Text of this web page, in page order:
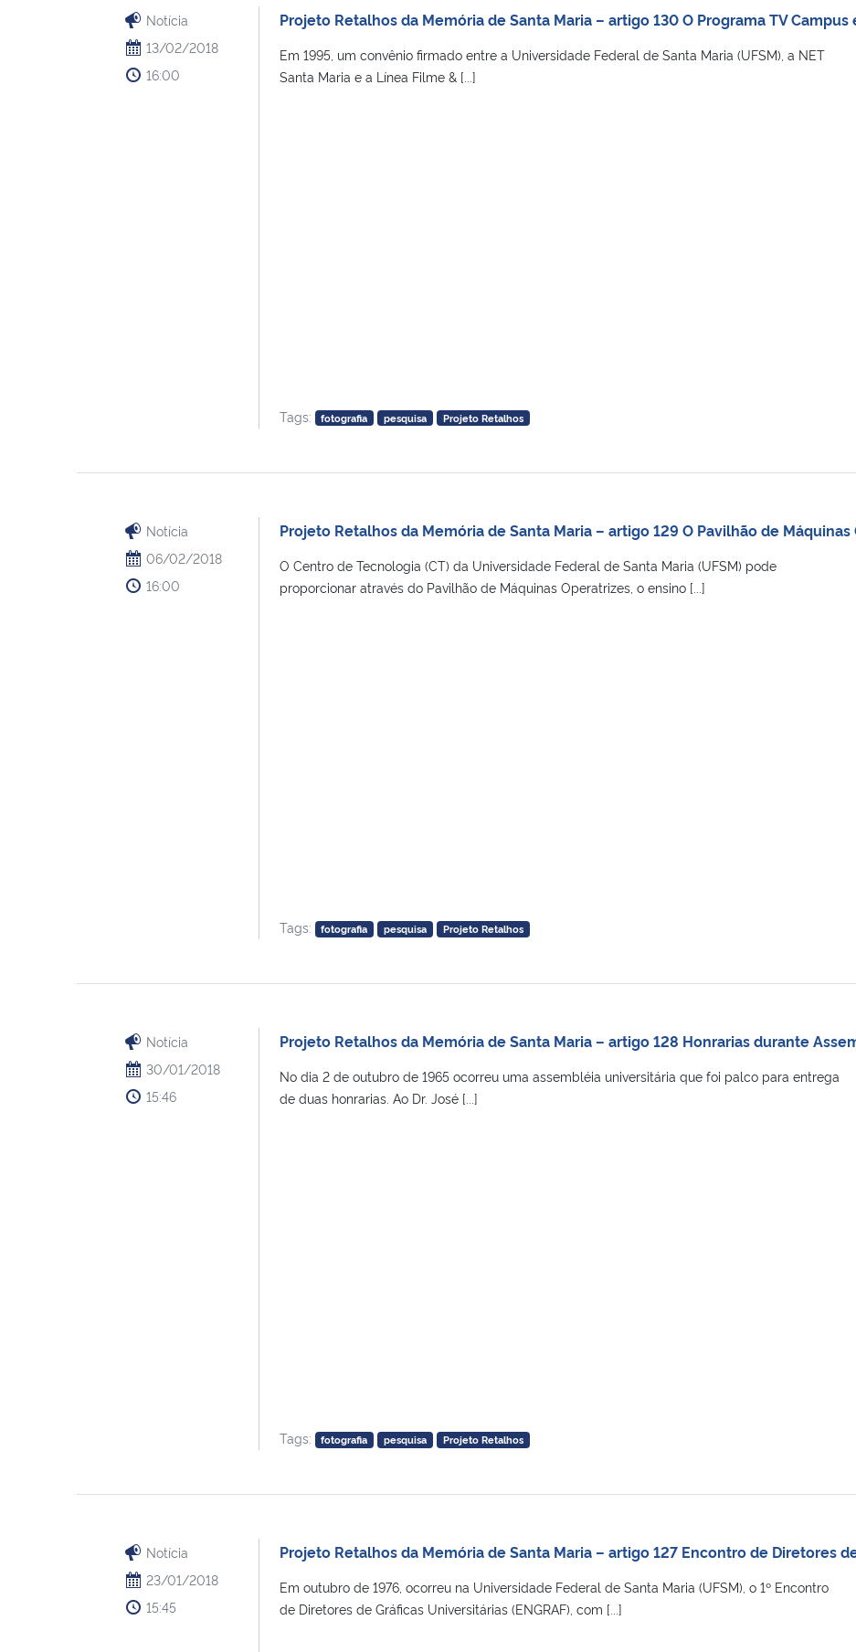
Notícia
13/02/2018
16:00
Projeto Retalhos da Memória de Santa Maria – artigo 130 O Programa TV Campus
Em 1995, um convênio firmado entre a Universidade Federal de Santa Maria (UFSM), a NET
Santa Maria e a Línea Filme & [...]
Tags: fotografia pesquisa Projeto Retalhos
Notícia
06/02/2018
16:00
Projeto Retalhos da Memória de Santa Maria – artigo 129 O Pavilhão de Máquinas
O Centro de Tecnologia (CT) da Universidade Federal de Santa Maria (UFSM) pode
proporcionar através do Pavilhão de Máquinas Operatrizes, o ensino [...]
Tags: fotografia pesquisa Projeto Retalhos
Notícia
30/01/2018
15:46
Projeto Retalhos da Memória de Santa Maria – artigo 128 Honrarias durante
No dia 2 de outubro de 1965 ocorreu uma assembléia universitária que foi palco para entrega
de duas honrarias. Ao Dr. José [...]
Tags: fotografia pesquisa Projeto Retalhos
Notícia
23/01/2018
15:45
Projeto Retalhos da Memória de Santa Maria – artigo 127 Encontro de Diretores
Em outubro de 1976, ocorreu na Universidade Federal de Santa Maria (UFSM), o 1º Encontro
de Diretores de Gráficas Universitárias (ENGRAF), com [...]